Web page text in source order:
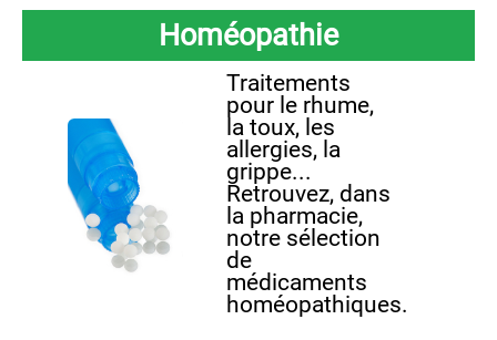
Homéopathie
Traitements
pour le rhume,
la toux, les
allergies, la
grippe...
Retrouvez, dans
la pharmacie,
notre sélection
de
médicaments
homéopathiques.